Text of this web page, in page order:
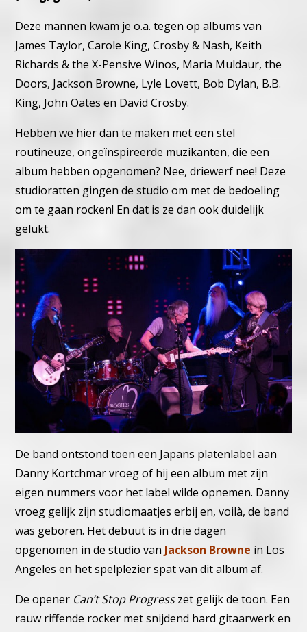
Deze mannen kwam je o.a. tegen op albums van
James Taylor, Carole King, Crosby & Nash, Keith
Richards & the X-Pensive Winos, Maria Muldaur, the
Doors, Jackson Browne, Lyle Lovett, Bob Dylan, B.B.
King, John Oates en David Crosby.
Hebben we hier dan te maken met een stel
routineuze, ongeïnspireerde muzikanten, die een
album hebben opgenomen? Nee, driewerf nee! Deze
studioratten gingen de studio om met de bedoeling
om te gaan rocken! En dat is ze dan ook duidelijk
gelukt.
De band ontstond toen een Japans platenlabel aan
Danny Kortchmar vroeg of hij een album met zijn
eigen nummers voor het label wilde opnemen. Danny
vroeg gelijk zijn studiomaatjes erbij en, voilà, de band
was geboren. Het debuut is in drie dagen
opgenomen in de studio van Jackson Browne in Los
Angeles en het spelplezier spat van dit album af.
De opener Can’t Stop Progresszet gelijk de toon. Een
rauw riffende rocker met snijdend hard gitaarwerk en